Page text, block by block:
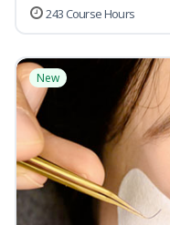
243 Course Hours
New